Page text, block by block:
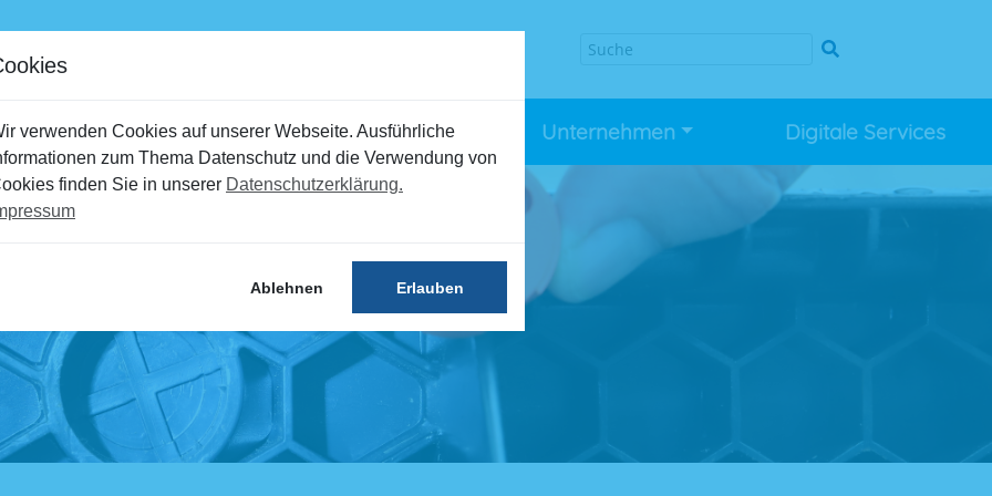
verwenden Cookies auf unserer Webseite. Ausführliche
zum Thema Datenschutz und die Verwendung von
finden Sie in unserer Datenschutzerklärung.
Ablehnen Erlauben
Recyclinghöfe Umweltbildung Unternehmen Digitale Services